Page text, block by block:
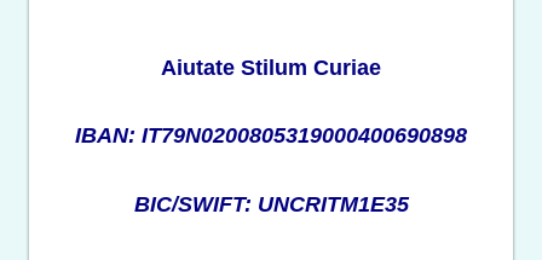
Aiutate Stilum Curiae
IBAN: IT79N0200805319000400690898
BIC/SWIFT: UNCRITM1E35